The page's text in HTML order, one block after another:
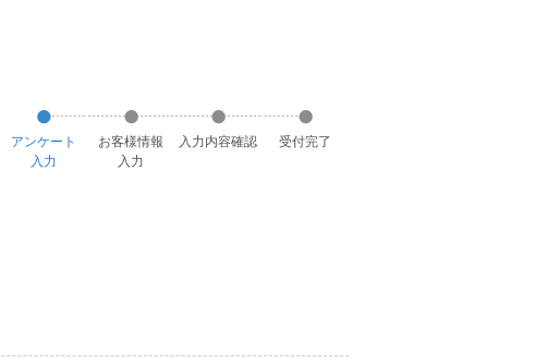
アンケート
入力
お客様情報
入力
入力内容確認 受付完了